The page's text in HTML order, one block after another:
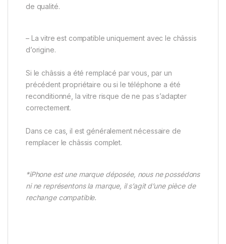
de qualité.
– La vitre est compatible uniquement avec le châssis
d’origine.
Si le châssis a été remplacé par vous, par un
précédent propriétaire ou si le téléphone a été
reconditionné, la vitre risque de ne pas s’adapter
correctement.
Dans ce cas, il est généralement nécessaire de
remplacer le châssis complet.
*iPhone est une marque déposée, nous ne possédons
ni ne représentons la marque, il s’agit d’une pièce de
rechange compatible.